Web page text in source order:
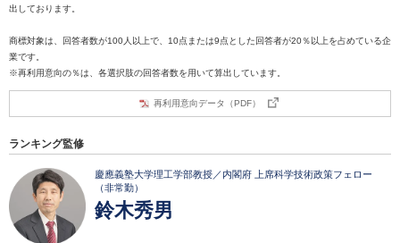
出しております。
商標対象は、回答者数が100人以上で、10点または9点とした回答者が20％以上を占めている企
業です。
※再利用意向の％は、各選択肢の回答者数を用いて算出しています。
再利用意向データ（PDF）
ランキング監修
慶應義塾大学理工学部教授／内閣府 上席科学技術政策フェロー
（非常勤）
鈴木秀男